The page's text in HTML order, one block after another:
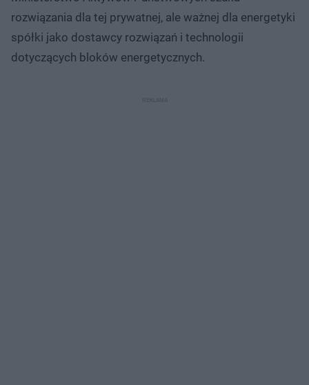
rozwiązania dla tej prywatnej, ale ważnej dla energetyki
spółki jako dostawcy rozwiązań i technologii
dotyczących bloków energetycznych.